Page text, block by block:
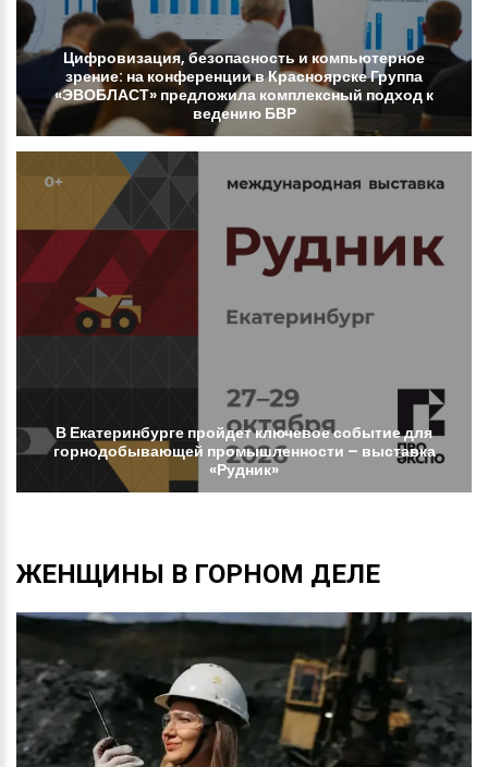
Цифровизация, безопасность и компьютерное
зрение: на конференциивКрасноярскеГруппа
«ЭВОБЛАСТ» предложила комплексный подход к
ведению БВР
В Екатеринбурге пройдетключевоесобытиедля
горнодобывающей промышленности – выставка
«Рудник»
ЖЕНЩИНЫ В ГОРНОМ ДЕЛЕ